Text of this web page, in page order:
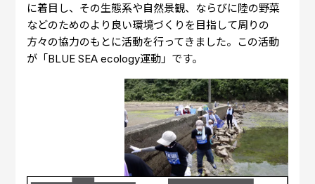
に着目し、その生態系や自然景観、ならびに陸の野菜
などのためのより良い環境づくりを目指して周りの
方々の協力のもとに活動を行ってきました。この活動
が「BLUE SEA ecology運動」です。